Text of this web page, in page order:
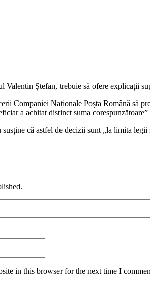
Valentin Ștefan, trebuie să ofere explicații
Companiei Naționale Poșta Română să
a achitat distinct suma corespunzătoare”
că astfel de decizii sunt „la limita
in this browser for the next time I